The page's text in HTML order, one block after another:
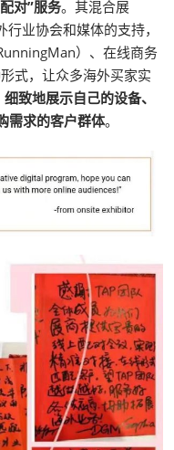
对”服务。其混合展
业协会和媒体的支持，
）、在线商务
式，让众多海外买家实
致地展示自己的设备、
需求的客户群体。